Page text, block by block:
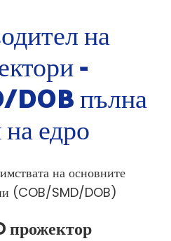
на
-
пълна
едро
на основните
(COB/SMD/DOB)
прожектор